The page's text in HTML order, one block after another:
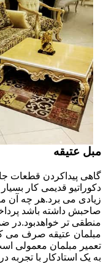
مبل عتیقه
گاهی پیداکردن قطعات
دکوراتیو قدیمی کار
زیادی می برد.هر چه آن
صاحبش داشته باشد
منطقی تر خواهدبود.در
مبلمان عتیقه صرف می
تعمیر مبلمان معمولی
به یک استادکار با